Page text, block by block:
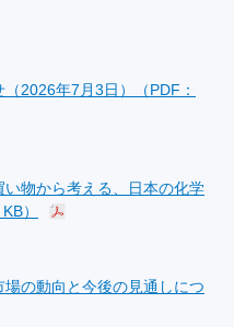
2026年7月3日）（PDF：
物から考える、日本の化学
）
の動向と今後の見通しにつ